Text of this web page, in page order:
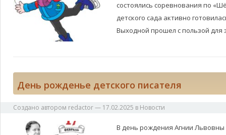
состоялись соревнования по
детского сада активно
Выходной прошел с пользой для
День рожденье детского писателя
Создано автором redactor— 17.02.2025 в Новости
В день рождения Агнии Львовны